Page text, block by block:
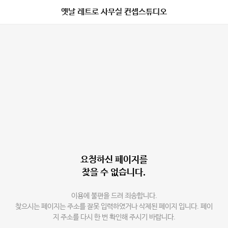
옛날 레트로 사무실 컨셉스튜디오
요청하신 페이지를
찾을 수 없습니다.
이용에 불편을 드려 죄송합니다.
찾으시는 페이지는 주소를 잘못 입력하였거나 삭제된 페이지 입니다. 페이
지 주소를 다시 한 번 확인해 주시기 바랍니다.